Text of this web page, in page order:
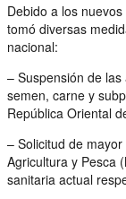
Debido a los
tomó diversas
nacional:
– Suspensión de
semen, carne y
República Oriental
– Solicitud de
Agricultura y Pesca
sanitaria actual